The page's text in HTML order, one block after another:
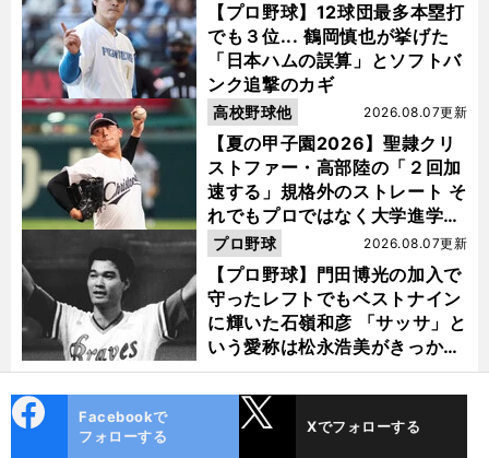
【プロ野球】12球団最多本塁打
でも３位... 鶴岡慎也が挙げた
「日本ハムの誤算」とソフトバ
ンク追撃のカギ
【夏の甲子園2026】聖隷クリ
ストファー・高部陸の「２回加
速する」規格外のストレート そ
れでもプロではなく大学進学を
選ぶ理由
2026.08.07更新
高校野球他
【プロ野球】門田博光の加入で
守ったレフトでもベストナイン
に輝いた石嶺和彦 「サッサ」と
いう愛称は松永浩美がきっか
け？
2026.08.07更新
プロ野球
ok
Facebookで
フォローする
Xでフォローする